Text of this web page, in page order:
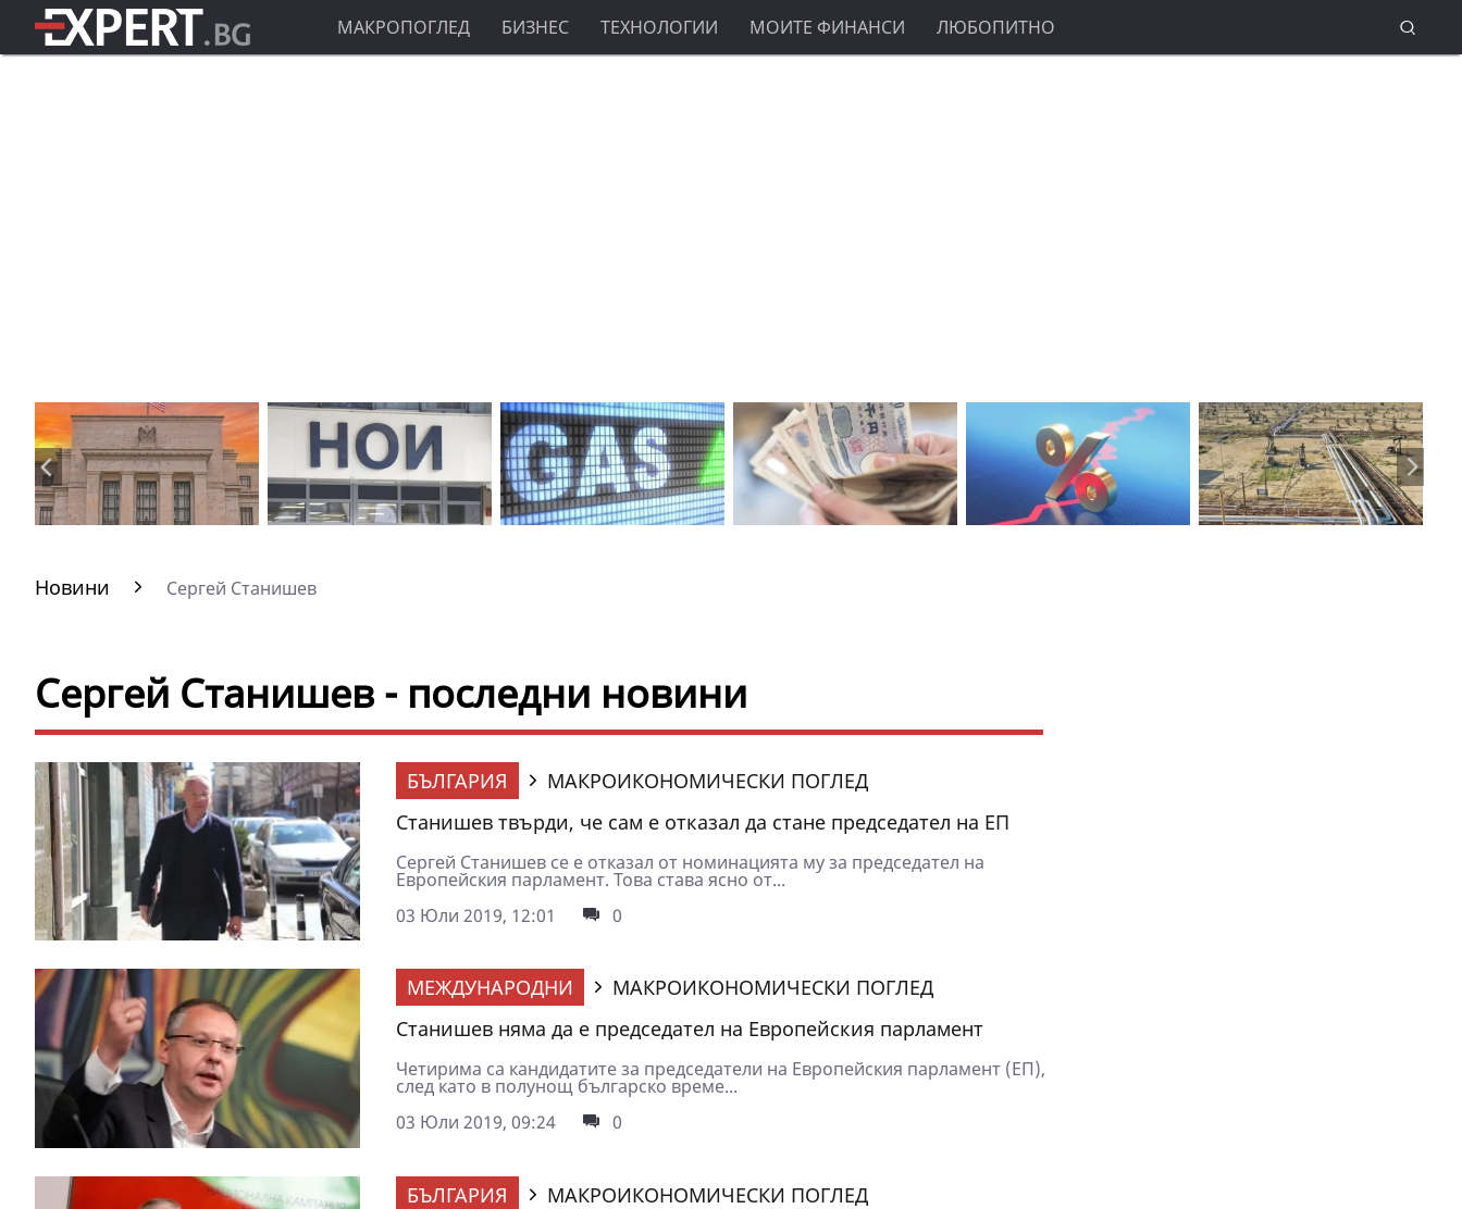
МАКРОПОГЛЕД БИЗНЕС ТЕХНОЛОГИИ МОИТЕ ФИНАНСИ ЛЮБОПИТНО
Новини Сергей Станишев
Сергей Станишев - последни новини
БЪЛГАРИЯ
МАКРОИКОНОМИЧЕСКИ ПОГЛЕД
Станишев твърди, че сам е отказал да стане председател на ЕП
Сергей Станишев се е отказал от номинацията му за председател на
Европейския парламент. Това става ясно от...
03 Юли 2019, 12:01
0
МЕЖДУНАРОДНИ
МАКРОИКОНОМИЧЕСКИ ПОГЛЕД
Станишев няма да е председател на Европейския парламент
Четирима са кандидатите за председатели на Европейския парламент (ЕП),
след като в полунощ българско време...
03 Юли 2019, 09:24
0
БЪЛГАРИЯ
МАКРОИКОНОМИЧЕСКИ ПОГЛЕД